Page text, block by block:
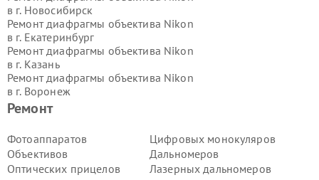
Ремонт
Фотоаппаратов
Объективов
Оптических прицелов
Цифровых монокуляров
Дальномеров
Лазерных дальномеров
в г. Новосибирск
Ремонт диафрагмы объектива Nikon
в г. Екатеринбург
Ремонт диафрагмы объектива Nikon
в г. Казань
Ремонт диафрагмы объектива Nikon
в г. Воронеж
Ремонт диафрагмы объектива Nikon
Ремонт диафрагмы объектива Nikon
в г.Самара
Ремонт диафрагмы объектива Nikon
в г.Пермь